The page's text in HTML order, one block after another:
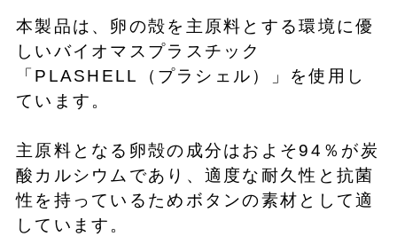
本製品は、卵の殻を主原料とする環境に優
しいバイオマスプラスチック
「PLASHELL（プラシェル）」を使用し
ています。
主原料となる卵殻の成分はおよそ94％が炭
酸カルシウムであり、適度な耐久性と抗菌
性を持っているためボタンの素材として適
しています。